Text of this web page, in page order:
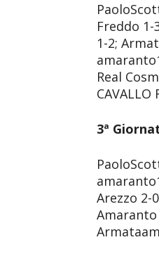
Freddo
1-2;
Real
CAVALLO
3ª
Arezzo 2-
Amaranto